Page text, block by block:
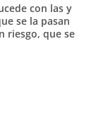
con las y
se la pasan
riesgo, que se